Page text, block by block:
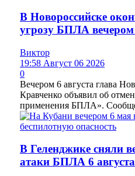
В Новороссийске
угрозу БПЛА вечером
Виктор
19:58 Август 06 2026
0
Вечером 6 августа глава
Кравченко объявил об
применения БПЛА».
В Геленджике сняли
атаки БПЛА 6 августа